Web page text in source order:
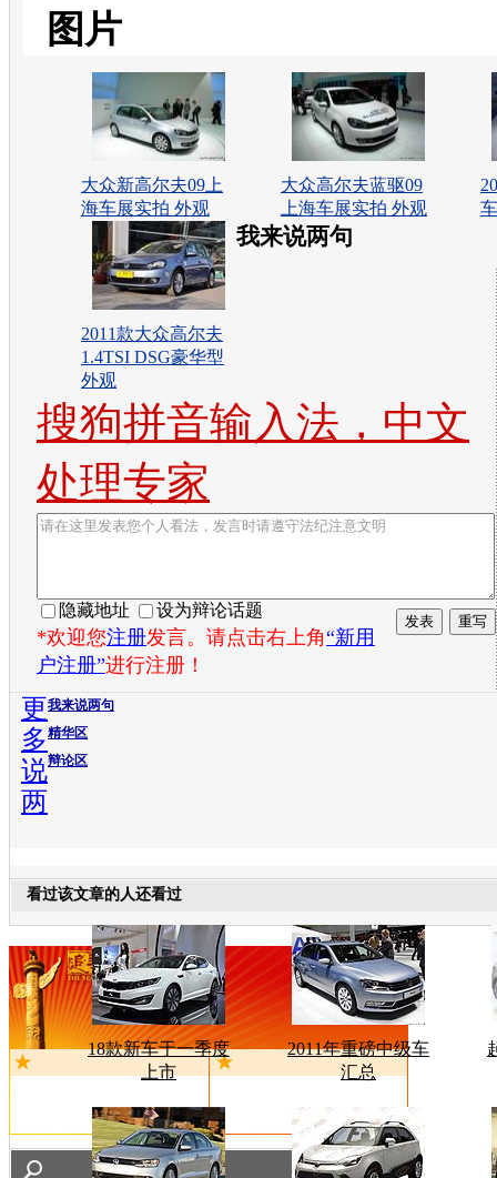
图片
大众新高尔夫09上
海车展实拍 外观
大众高尔夫蓝驱09
上海车展实拍 外观
2011款大众高尔夫
1.4TSI DSG豪华型
外观
我来说两句
搜狗拼音输入法，中文
处理专家
隐藏地址 设为辩论话题
*欢迎您注册发言。请点击右上角“新用
户注册”进行注册！
我来说两句
精华区
辩论区
更
多
说
两
看过该文章的人还看过
18款新车于一季度
上市
2011年重磅中级车
汇总